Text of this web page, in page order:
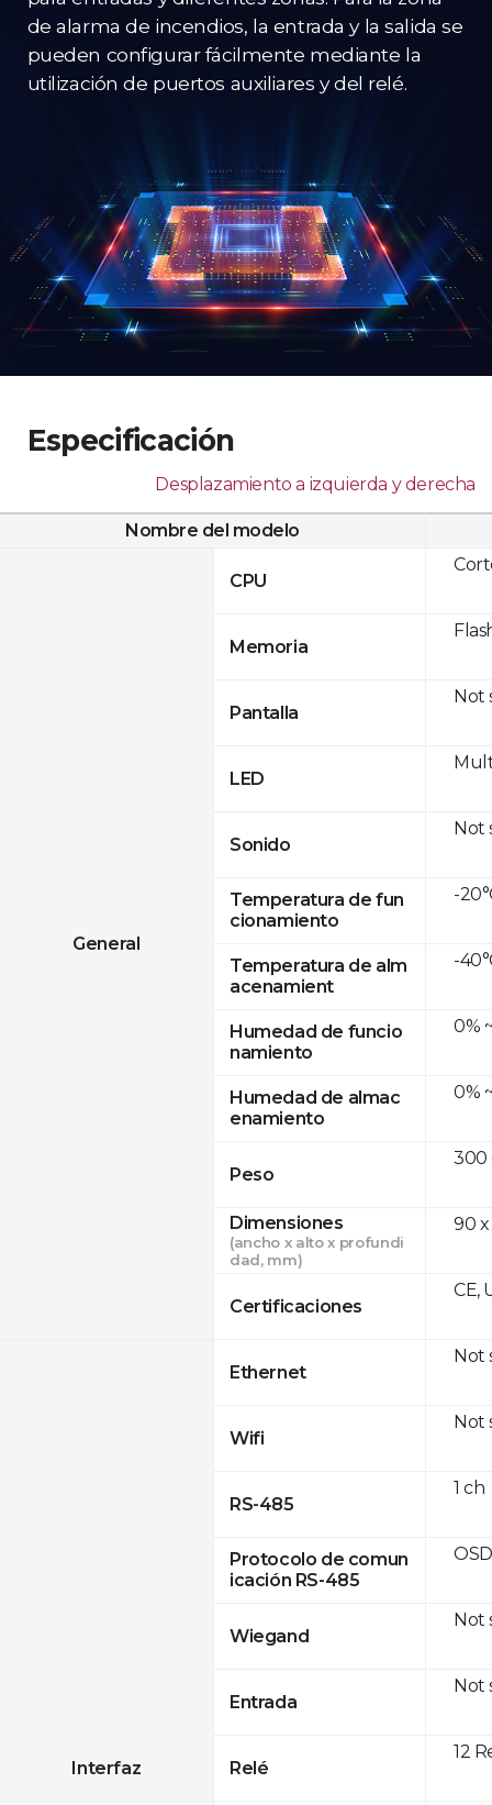
de alarma de incendios, la entrada y la salida se
pueden configurar fácilmente mediante la
utilización de puertos auxiliares y del relé.
Especificación
Desplazamiento a izquierda y derecha
Nombre del modelo
General
CPU
Memoria
Pantalla
LED
Sonido
Temperatura de fun
cionamiento
Temperatura de alm
acenamient
Humedad de funcio
namiento
Humedad de almac
enamiento
Peso
Dimensiones
(ancho x alto x profundi
dad, mm)
Certificaciones
Interfaz
Ethernet
Wifi
RS-485
Protocolo de comun
icación RS-485
Wiegand
Entrada
Relé
Not
Not
-
-
0%
0%
300
90 x
CE,
Not
Not
1 ch
Not
Not
12